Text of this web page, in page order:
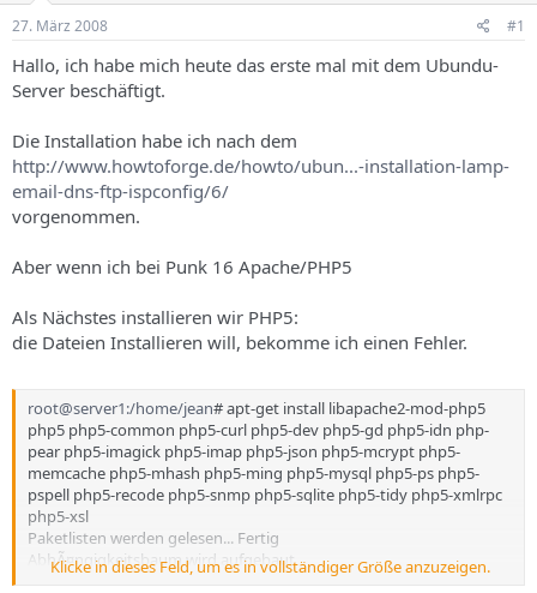
l
e
r
e
T
h
e
m
n
s
a
t
u
m
27. März 2008 #1
Hallo, ich habe mich heute das erste mal mit dem Ubundu-
Server beschäftigt.
Die Installation habe ich nach dem
http://www.howtoforge.de/howto/ubun...-installation-lamp-
email-dns-ftp-ispconfig/6/
vorgenommen.
Aber wenn ich bei Punk 16 Apache/PHP5
Als Nächstes installieren wir PHP5:
die Dateien Installieren will, bekomme ich einen Fehler.
root@server1:/home/jean# apt-get install libapache2-mod-php5
php5 php5-common php5-curl php5-dev php5-gd php5-idn php-
pear php5-imagick php5-imap php5-json php5-mcrypt php5-
memcache php5-mhash php5-ming php5-mysql php5-ps php5-
pspell php5-recode php5-snmp php5-sqlite php5-tidy php5-xmlrpc
php5-xsl
Paketlisten werden gelesen... Fertig
AbhÃ¤ngigkeitsbaum wird aufgebaut
Reading state information... Fertig
Klicke in dieses Feld, um es in vollständiger Größe anzuzeigen.